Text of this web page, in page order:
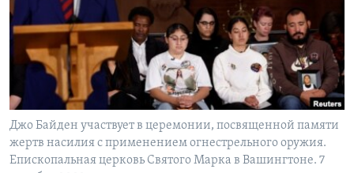
Learning English
СОЦИАЛЬНЫЕ СЕТИ
Языки
Джо Байден участвует в церемонии, посвященной памяти
жертв насилия с применением огнестрельного оружия.
Епископальная церковь Святого Марка в Вашингтоне. 7